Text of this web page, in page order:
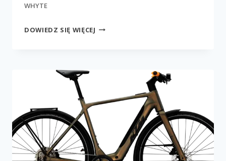
WHYTE
DOWIEDZ SIĘ WIĘCEJ RHEO